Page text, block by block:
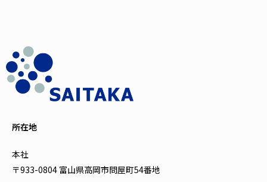
所在地
本社
〒933-0804 富山県高岡市問屋町54番地